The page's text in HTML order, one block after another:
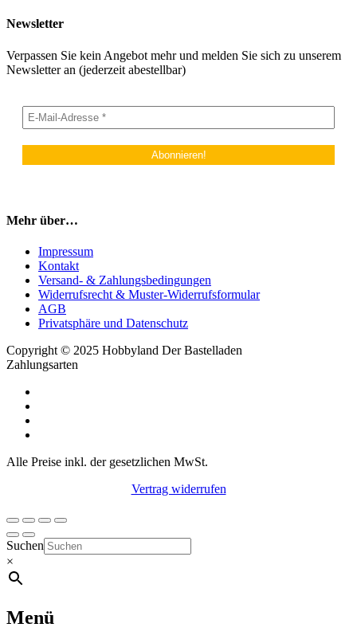
Newsletter
Verpassen Sie kein Angebot mehr und melden Sie sich zu unserem
Newsletter an (jederzeit abestellbar)
Mehr über…
Impressum
Kontakt
Versand- & Zahlungsbedingungen
Widerrufsrecht & Muster-Widerrufsformular
AGB
Privatsphäre und Datenschutz
Copyright © 2025 Hobbyland Der Bastelladen
Zahlungsarten
Alle Preise inkl. der gesetzlichen MwSt.
Vertrag widerrufen
Suchen
×
Menü